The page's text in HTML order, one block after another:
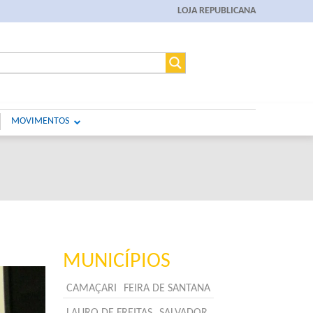
LOJA REPUBLICANA
MOVIMENTOS
MUNICÍPIOS
CAMAÇARI FEIRA DE SANTANA